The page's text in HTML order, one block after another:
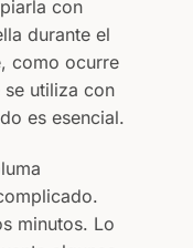
con
durante el
como ocurre
utiliza con
es esencial.
minutos. Lo